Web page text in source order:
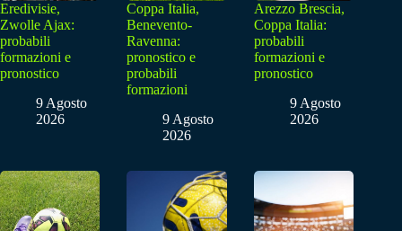
Eredivisie,
Zwolle Ajax:
probabili
formazioni e
pronostico
9 Agosto
2026
Coppa Italia,
Benevento-
Ravenna:
pronostico e
probabili
formazioni
9 Agosto
2026
Arezzo Brescia,
Coppa Italia:
probabili
formazioni e
pronostico
9 Agosto
2026